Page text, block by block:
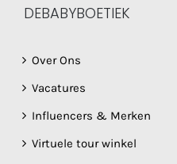
DEBABYBOETIEK
Over Ons
Vacatures
Influencers & Merken
Virtuele tour winkel